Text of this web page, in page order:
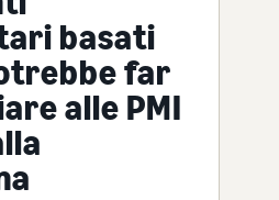
basati
far
alle PMI